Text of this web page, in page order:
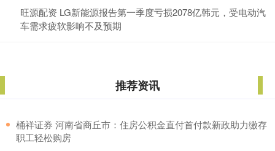
旺源配资 LG新能源报告第一季度亏损2078亿韩元，受电动汽
车需求疲软影响不及预期
推荐资讯
​桶祥证券 河南省商丘市：住房公积金直付首付款新政助力缴存
职工轻松购房